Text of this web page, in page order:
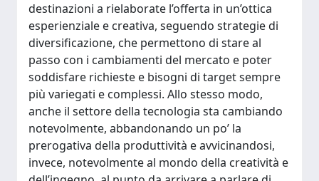
destinazioni a rielaborate l’offerta in un’ottica
esperienziale e creativa, seguendo strategie di
diversificazione, che permettono di stare al
passo con i cambiamenti del mercato e poter
soddisfare richieste e bisogni di target sempre
più variegati e complessi. Allo stesso modo,
anche il settore della tecnologia sta cambiando
notevolmente, abbandonando un po’ la
prerogativa della produttività e avvicinandosi,
invece, notevolmente al mondo della creatività e